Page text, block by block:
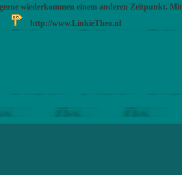
wiederkommen einem anderen Zeitpunkt.
http://www.LinkieTheo.nl